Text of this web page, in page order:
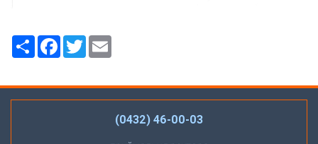
РесурсFacebook
Twitter
(0432) 46-00-03